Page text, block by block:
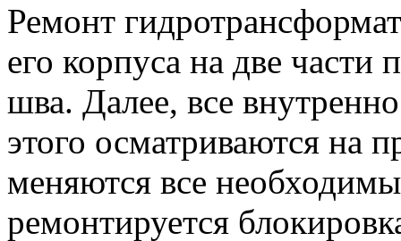
Ремонт
его корпуса на две части
шва. Далее, все
этого осматриваются на
меняются все
ремонтируется